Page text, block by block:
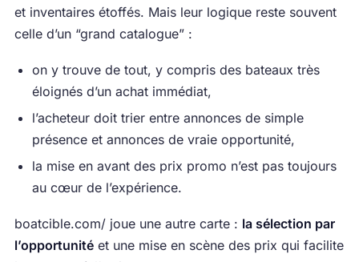
et inventaires étoffés. Mais leur logique reste souvent
celle d’un “grand catalogue” :
on y trouve de tout, y compris des bateaux très
éloignés d’un achat immédiat,
l’acheteur doit trier entre annonces de simple
présence et annonces de vraie opportunité,
la mise en avant des prix promo n’est pas toujours
au cœur de l’expérience.
boatcible.com/ joue une autre carte : la sélection par
l’opportunitéet une mise en scène des prix qui facilite